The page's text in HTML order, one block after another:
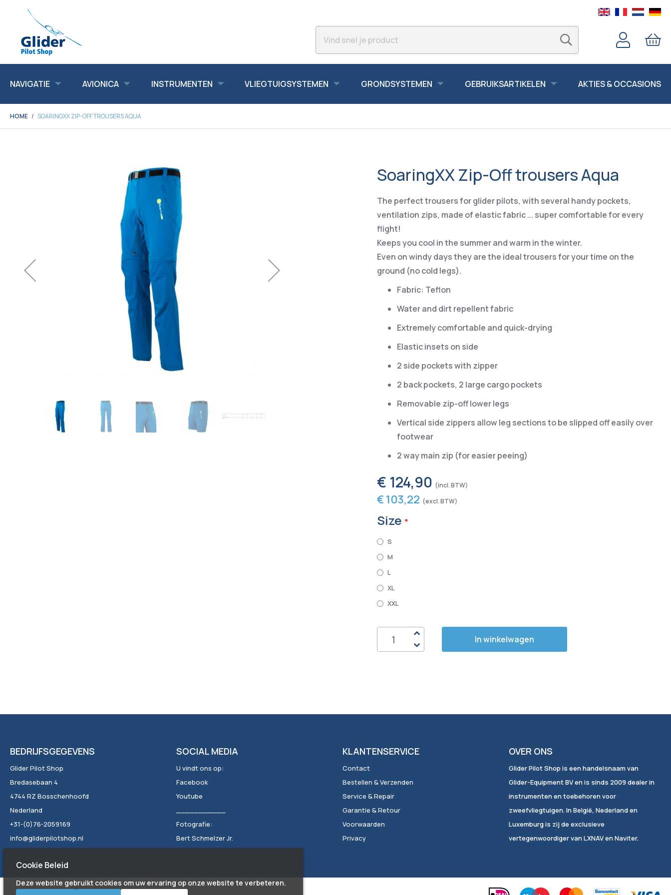
NAVIGATIE AVIONICA INSTRUMENTEN VLIEGTUIGSYSTEMEN GRONDSYSTEMEN GEBRUIKSARTIKELEN AKTIES & OCCASIONS
HOME SOARINGXX ZIP-OFF TROUSERS AQUA
SoaringXX Zip-Off trousers Aqua
The perfect trousers for glider pilots, with several handy pockets,
ventilation zips, made of elastic fabric ... super comfortable for every
flight!
Keeps you cool in the summer and warm in the winter.
Even on windy days they are the ideal trousers for your time on the
ground (no cold legs).
Fabric: Teflon
Water and dirt repellent fabric
Extremely comfortable and quick-drying
Elastic insets on side
2 side pockets with zipper
2 back pockets, 2 large cargo pockets
Removable zip-off lower legs
Vertical side zippers allow leg sections to be slipped off easily over
footwear
2 way main zip (for easier peeing)
€ 124,90
€ 103,22
Size
S
M
L
XL
XXL
In winkelwagen
BEDRIJFSGEGEVENS
Glider Pilot Shop
Bredasebaan 4
4744 RZ Bosschenhoofd
Nederland
+31-(0)76-2059169
info@gliderpilotshop.nl
SOCIAL MEDIA
U vindt ons op:
Facebook
Youtube
Fotografie:
Bert Schmelzer Jr.
KLANTENSERVICE
Contact
Bestellen & Verzenden
Service & Repair
Garantie & Retour
Voorwaarden
Privacy
OVER ONS
Glider Pilot Shop is een handelsnaam van
Glider-Equipment BV en is sinds 2009 dealer in
instrumenten en toebehoren voor
zweefvliegtuigen. In België, Nederland en
Luxemburg is zij de exclusieve
vertegenwoordiger van LXNAV en Naviter.
Cookie Beleid
Deze website gebruikt cookies om uw ervaring op onze website te verbeteren.